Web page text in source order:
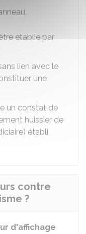
établie par
lien avec le
une
un constat de
huissier de
établi
contre
?
d'affichage